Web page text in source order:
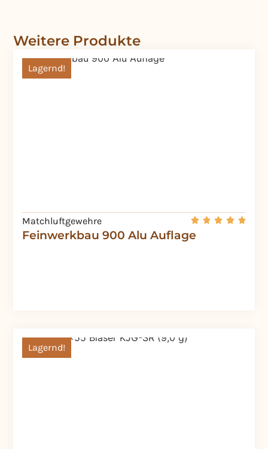
Weitere Produkte
Feinwerkbau 900 Alu Auflage
Lagernd!
Matchluftgewehre
Lagernd!